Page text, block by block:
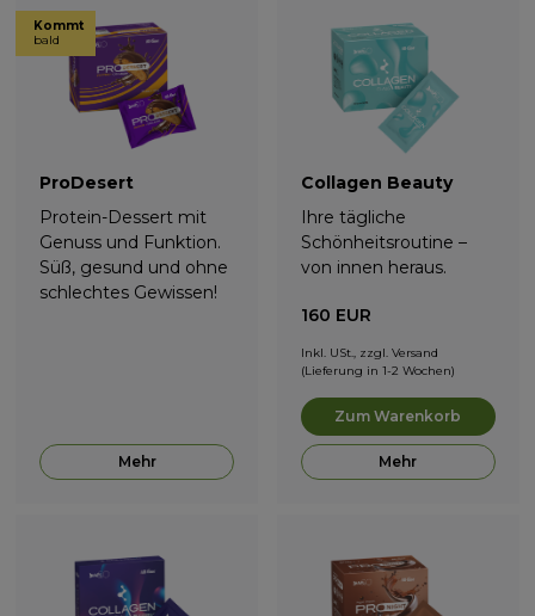
Kommt
bald
ProDesert
Protein-Dessert mit
Genuss und Funktion.
Süß, gesund und ohne
schlechtes Gewissen!
Mehr
Collagen Beauty
Ihre tägliche
Schönheitsroutine –
von innen heraus.
160 EUR
Inkl. USt., zzgl. Versand
(Lieferung in 1-2 Wochen)
Zum Warenkorb
Mehr